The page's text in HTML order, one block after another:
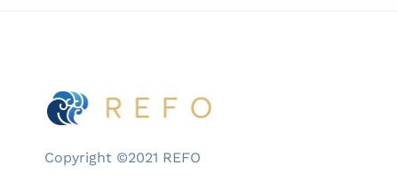
Copyright ©2021 REFO